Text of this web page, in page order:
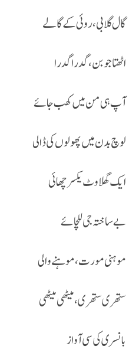
گال گلابی ، روئی کے گالے
اٹھتا جوبن ، گدرا گدرا
آپ ہی من میں کھب جائے
لوچ بدن میں پھولوں کی ڈالی
ایک گھلاوٹ یکسر چھائی
بے ساختہ جی للچائے
موہنی مورت ،موہنے والی
ستھری ستھری ، میٹھی میٹھی
بانسری کی سی آواز